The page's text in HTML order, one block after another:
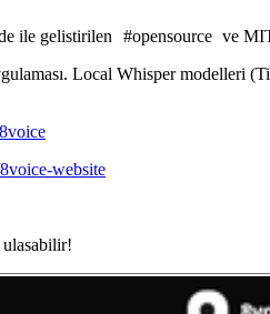
ile gelistirilen
#opensource ve
Local Whisper modelleri
website